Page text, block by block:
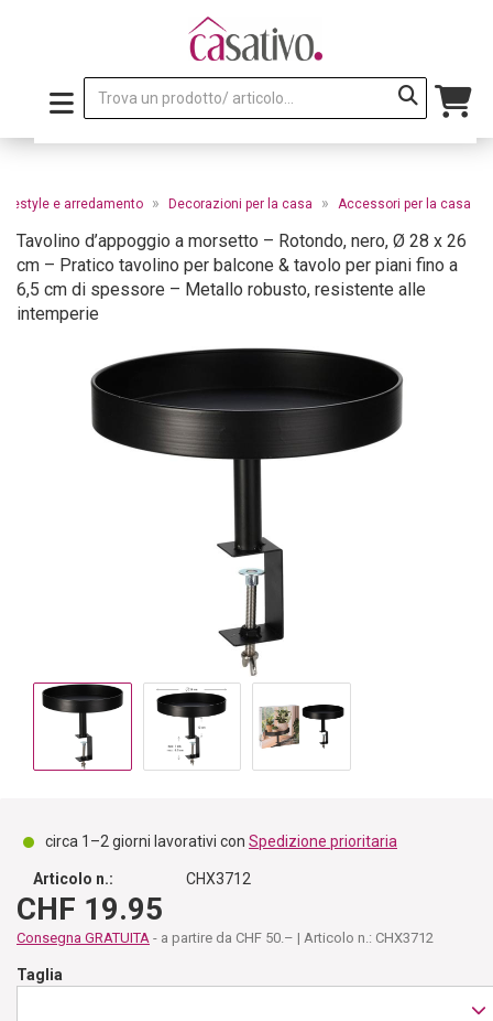
e arredamento » Decorazioni per la casa » Accessori per la casa
Tavolino d’appoggio a morsetto – Rotondo, nero, Ø 28 x 26
cm – Pratico tavolino per balcone & tavolo per piani fino a
6,5 cm di spessore – Metallo robusto, resistente alle
intemperie
circa 1–2 giorni lavorativi con Spedizione prioritaria
Articolo n.: CHX3712
CHF 19.95
Consegna GRATUITA - a partire da CHF 50.– | Articolo n.: CHX3712
Taglia